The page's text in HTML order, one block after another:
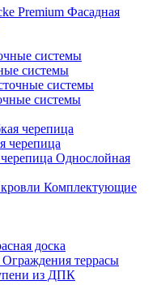
Фасадная
системы
системы
черепица
Однослойная
Комплектующие
доска
Ограждения террасы
из ДПК